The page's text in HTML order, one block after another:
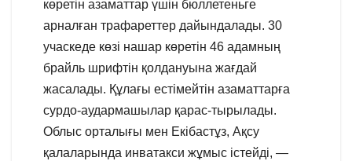
көретін азаматтар үшін бюллетеньге
арналған трафареттер дайындалады. 30
учаскеде көзі нашар көретін 46 адамның
брайль шрифтін қолдануына жағдай
жасалады. Құлағы естімейтін азаматтарға
сурдо-аудармашылар қарас-тырылады.
Облыс орталығы мен Екібастұз, Ақсу
қалаларында инватакси жұмыс істейді, —